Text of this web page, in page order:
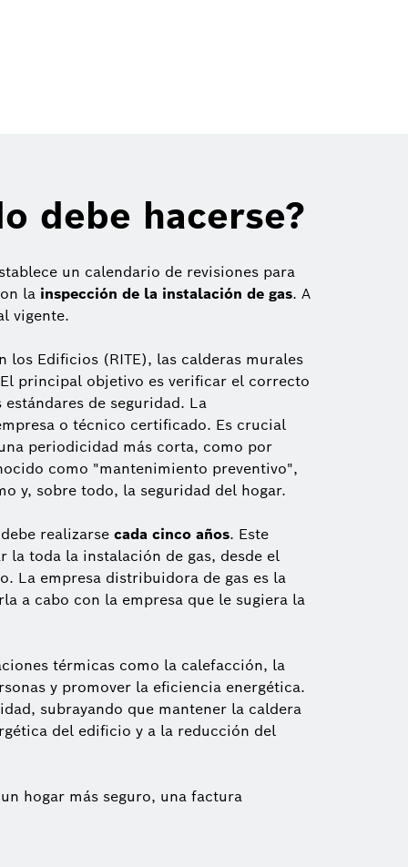
debe hacerse?
un calendario de revisiones para
la inspección de la instalación de gas. A
vigente.
los Edificios (RITE), las calderas murales
principal objetivo es verificar el correcto
de seguridad. La
o técnico certificado. Es crucial
periodicidad más corta, como por
como "mantenimiento preventivo",
y, sobre todo, la seguridad del hogar.
realizarse cada cinco años. Este
toda la instalación de gas, desde el
La empresa distribuidora de gas es la
a cabo con la empresa que le sugiera la
térmicas como la calefacción, la
y promover la eficiencia energética.
subrayando que mantener la caldera
del edificio y a la reducción del
hogar más seguro, una factura